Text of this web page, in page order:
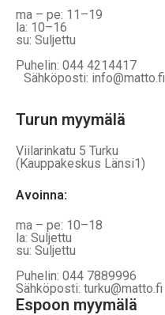
ma – pe: 11–19
la: 10–16
su: Suljettu
Puhelin: 044 4214417
Sähköposti: info@matto.fi
Turun myymälä
Viilarinkatu 5 Turku
(Kauppakeskus Länsi1)
Avoinna:
ma – pe: 10–18
la: Suljettu
su: Suljettu
Puhelin: 044 7889996
Sähköposti: turku@matto.fi
Espoon myymälä